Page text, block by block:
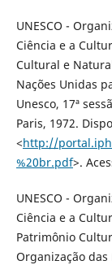
UNESCO -
Ciência e a
Cultural e
Nações Unidas
Unesco, 17ª
Paris, 1972.
<http://
%20br.pdf>.
UNESCO -
Ciência e a
Patrimônio
Organização das